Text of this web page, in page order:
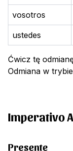
vosotros
ustedes
Ćwicz tę
Odmiana w
Imperativo
Presente